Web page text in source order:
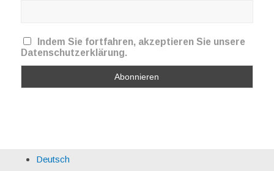
Indem Sie fortfahren, akzeptieren Sie unsere
Datenschutzerklärung.
Deutsch